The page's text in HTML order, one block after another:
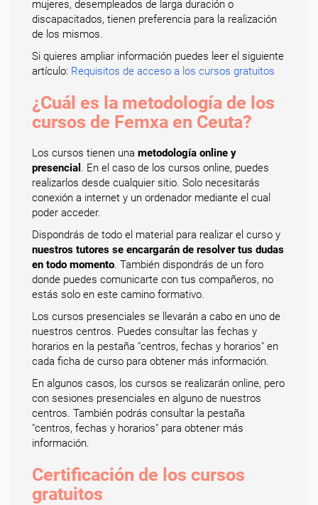
mujeres, desempleados de larga duración o
discapacitados, tienen preferencia para la realización
de los mismos.
Si quieres ampliar información puedes leer el siguiente
artículo: Requisitos de acceso a los cursos gratuitos
¿Cuál es la metodología de los
cursos de Femxa en Ceuta?
Los cursos tienen una metodología online y
presencial . En el caso de los cursos online, puedes
realizarlos desde cualquier sitio. Solo necesitarás
conexión a internet y un ordenador mediante el cual
poder acceder.
Dispondrás de todo el material para realizar el curso y
nuestros tutores se encargarán de resolver tus dudas
en todo momento. También dispondrás de un foro
donde puedes comunicarte con tus compañeros, no
estás solo en este camino formativo.
Los cursos presenciales se llevarán a cabo en uno de
nuestros centros. Puedes consultar las fechas y
horarios en la pestaña "centros, fechas y horarios" en
cada ficha de curso para obtener más información.
En algunos casos, los cursos se realizarán online, pero
con sesiones presenciales en alguno de nuestros
centros. También podrás consultar la pestaña
"centros, fechas y horarios" para obtener más
información.
Certificación de los cursos
gratuitos